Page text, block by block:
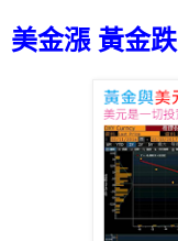
美金漲 黃金跌